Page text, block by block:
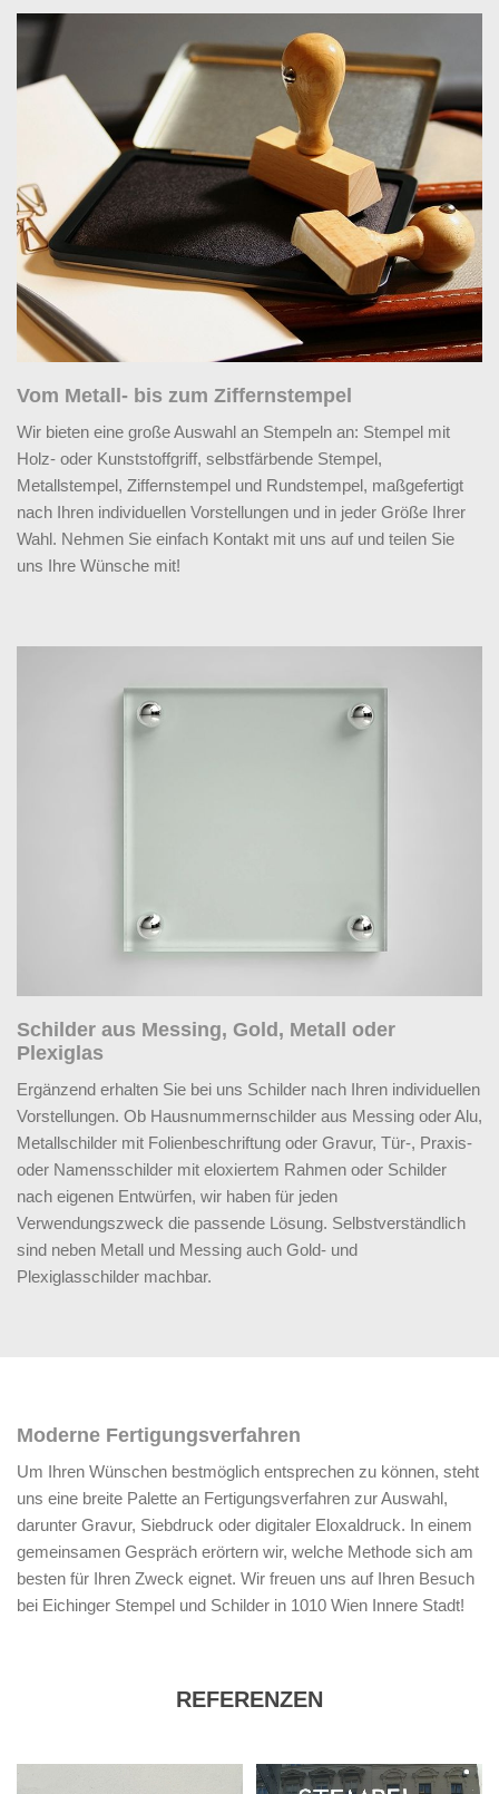
Vom Metall- bis zum Ziffernstempel
Wir bieten eine große Auswahl an Stempeln an: Stempel mit
Holz- oder Kunststoffgriff, selbstfärbende Stempel,
Metallstempel, Ziffernstempel und Rundstempel, maßgefertigt
nach Ihren individuellen Vorstellungen und in jeder Größe Ihrer
Wahl. Nehmen Sie einfach Kontakt mit uns auf und teilen Sie
uns Ihre Wünsche mit!
Schilder aus Messing, Gold, Metall oder
Plexiglas
Ergänzend erhalten Sie bei uns Schilder nach Ihren individuellen
Vorstellungen. Ob Hausnummernschilder aus Messing oder Alu,
Metallschilder mit Folienbeschriftung oder Gravur, Tür-, Praxis-
oder Namensschilder mit eloxiertem Rahmen oder Schilder
nach eigenen Entwürfen, wir haben für jeden
Verwendungszweck die passende Lösung. Selbstverständlich
sind neben Metall und Messing auch Gold- und
Plexiglasschilder machbar.
Moderne Fertigungsverfahren
Um Ihren Wünschen bestmöglich entsprechen zu können, steht
uns eine breite Palette an Fertigungsverfahren zur Auswahl,
darunter Gravur, Siebdruck oder digitaler Eloxaldruck. In einem
gemeinsamen Gespräch erörtern wir, welche Methode sich am
besten für Ihren Zweck eignet. Wir freuen uns auf Ihren Besuch
bei Eichinger Stempel und Schilder in 1010 Wien Innere Stadt!
REFERENZEN